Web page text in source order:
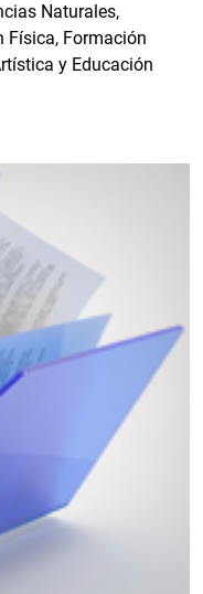
Naturales,
Física, Formación
y Educación